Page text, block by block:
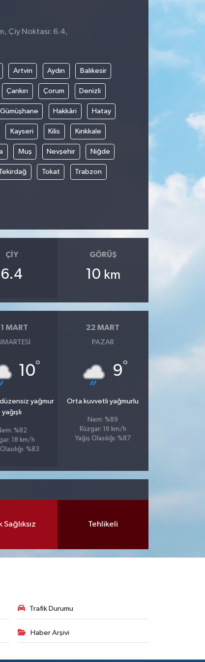
Çiy Noktası: 6.4,
Artvin Aydın Balıkesir
Çankırı Çorum Denizli
Gümüşhane Hakkâri Hatay
Kayseri Kilis Kırıkkale
Muş Nevşehir Niğde
Tokat Trabzon
ÇIY
6.4
GÖRÜŞ
10 km
MART
10°
yağmur
yağışlı
%82
18 km/h
%83
22 MART
PAZAR
9°
Orta kuvvetli yağmurlu
Nem: %89
Rüzgar: 16 km/h
Yağış Olasılığı: %87
Sağlıksız Tehlikeli
Trafik Durumu
Haber Arşivi